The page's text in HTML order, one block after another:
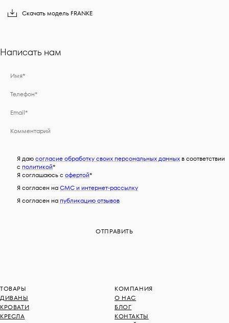
Скачатьмодель FRANKE
Написать нам
Я даюсогласие обработку своих персональных данныхв соответствии
сполитикой*
Я соглашаюсь cофертой*
Я согласен наСМС и интернет-рассылку
Я согласен напубликацию отзывов
ТОВАРЫ
ДИВАНЫ
КРОВАТИ
КРЕСЛА
КОМПАНИЯ
О НАС
БЛОГ
КОНТАКТЫ